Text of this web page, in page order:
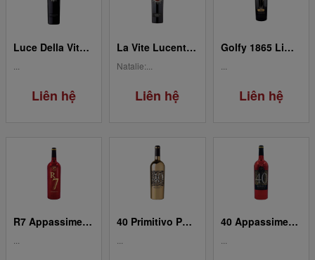
Luce Della Vite Toscana IGT 2012
Liên hệ
La Vite Lucente Toscana IGT 2018
Natalie:...
Liên hệ
Golfy 1865 Limited Edition
Liên hệ
R7 Appassimento Puglia IGP Limited Edition 75cl 40 Primitivo Puglia IGP (chai vàng) 40 Appassimento Puglia IGP